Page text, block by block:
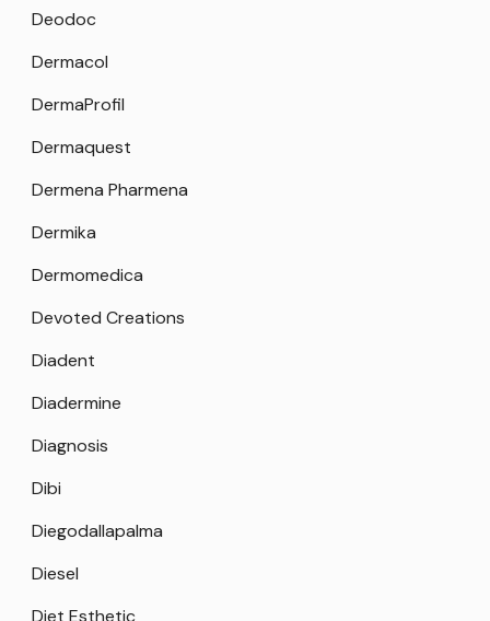
Deodoc
Dermacol
DermaProfil
Dermaquest
Dermena Pharmena
Dermika
Dermomedica
Devoted Creations
Diadent
Diadermine
Diagnosis
Dibi
Diegodallapalma
Diesel
Diet Esthetic